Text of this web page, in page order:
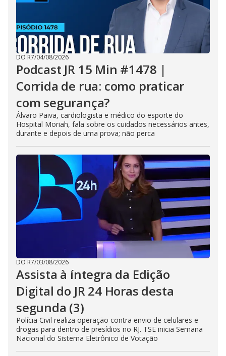
DO R7/04/08/2026
Podcast JR 15 Min #1478 |
Corrida de rua: como praticar
com segurança?
Álvaro Paiva, cardiologista e médico do esporte do
Hospital Moriah, fala sobre os cuidados necessários antes,
durante e depois de uma prova; não perca
DO R7/03/08/2026
Assista à íntegra da Edição
Digital do JR 24 Horas desta
segunda (3)
Polícia Civil realiza operação contra envio de celulares e
drogas para dentro de presídios no RJ. TSE inicia Semana
Nacional do Sistema Eletrônico de Votação